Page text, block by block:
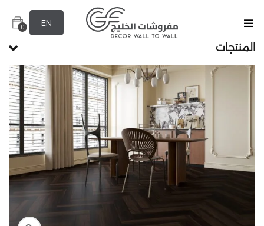
EN
0
المنتجات